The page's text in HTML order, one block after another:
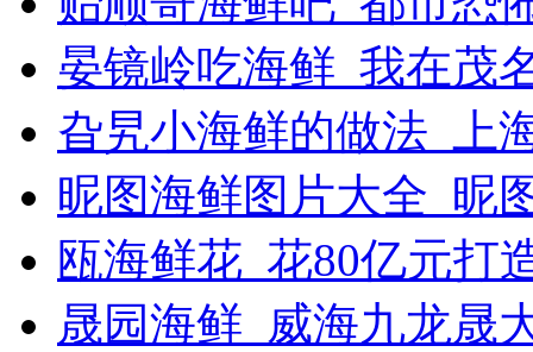
晏镜岭吃海鲜_我在茂
旮旯小海鲜的做法_上
昵图海鲜图片大全_昵
瓯海鲜花_花80亿元打
晟园海鲜_威海九龙晟